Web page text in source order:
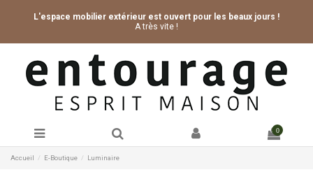
L'espace mobilier extérieur est ouvert pour les beaux jours !
A très vite !
0
Accueil E-Boutique Luminaire